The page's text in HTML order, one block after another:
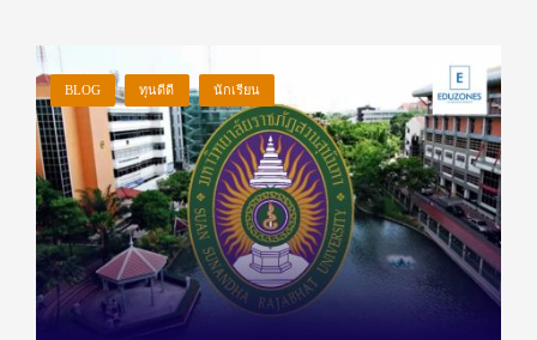
BLOG ทุนดีดี นักเรียน